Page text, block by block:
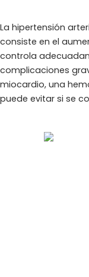
La hipertensión
consiste en el
controla
complicaciones
miocardio, una
puede evitar si se